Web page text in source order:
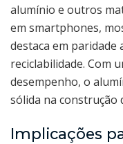
alumínio e outros
em smartphones,
destaca em paridade
reciclabilidade. Com
desempenho, o
sólida na construção
Implicações